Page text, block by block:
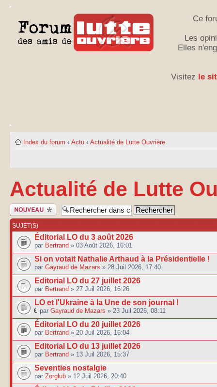
Ce
Les
Elles
Visitez le
Index du forum ‹ Actu ‹ Actualité de Lutte Ouvrière
Actualité de Lutte
Publier un
nouveau sujet
SUJET(S)
Éditorial LO du 3 août 2026
par Bertrand » 03 Août 2026, 16:01
Si on votait Nathalie Arthaud à la Présidentielle !
par Gayraud de Mazars » 28 Juil 2026, 17:40
Editorial LO du 27 juillet 2026
par Bertrand » 27 Juil 2026, 16:26
LO et l'Ukraine à la Une de son journal !
par Gayraud de Mazars » 23 Juil 2026, 08:11
Éditorial LO du 20 juillet 2026
par Bertrand » 20 Juil 2026, 16:04
Editorial LO du 13 juillet 2026
par Bertrand » 13 Juil 2026, 15:37
Seventies nostalgie
par Zorglub » 12 Juil 2026, 20:40